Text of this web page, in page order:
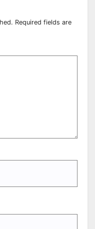
Required fields are